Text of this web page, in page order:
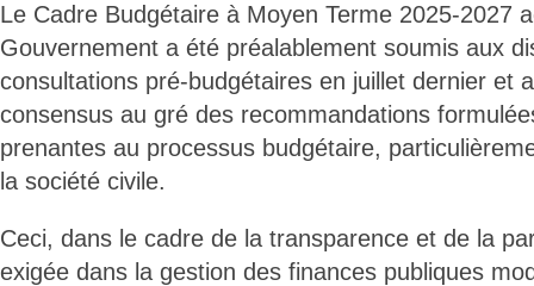
Le Cadre Budgétaire à Moyen Terme 2025-2027
Gouvernement a été préalablement soumis aux
consultations pré-budgétaires en juillet dernier et a
consensus au gré des recommandations
prenantes au processus budgétaire,
la société civile.
Ceci, dans le cadre de la transparence et de la
exigée dans la gestion des finances publiques